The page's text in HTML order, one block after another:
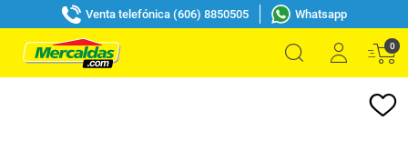
Venta telefónica (606) 8850505 Whatsapp
0